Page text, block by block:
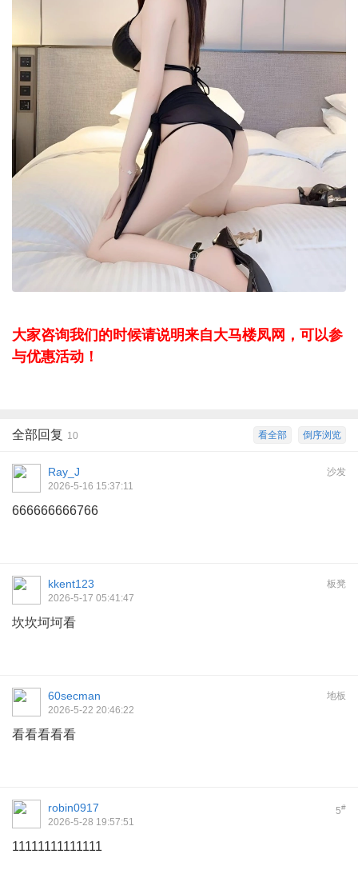
大家咨询我们的时候请说明来自大马楼凤网，可以参
与优惠活动！
倒序浏览
看全部
全部回复 10
沙发
Ray_J
2026-5-16 15:37:11
666666666766
板凳
kkent123
2026-5-17 05:41:47
坎坎坷坷看
地板
60secman
2026-5-22 20:46:22
看看看看看
5#
robin0917
2026-5-28 19:57:51
11111111111111